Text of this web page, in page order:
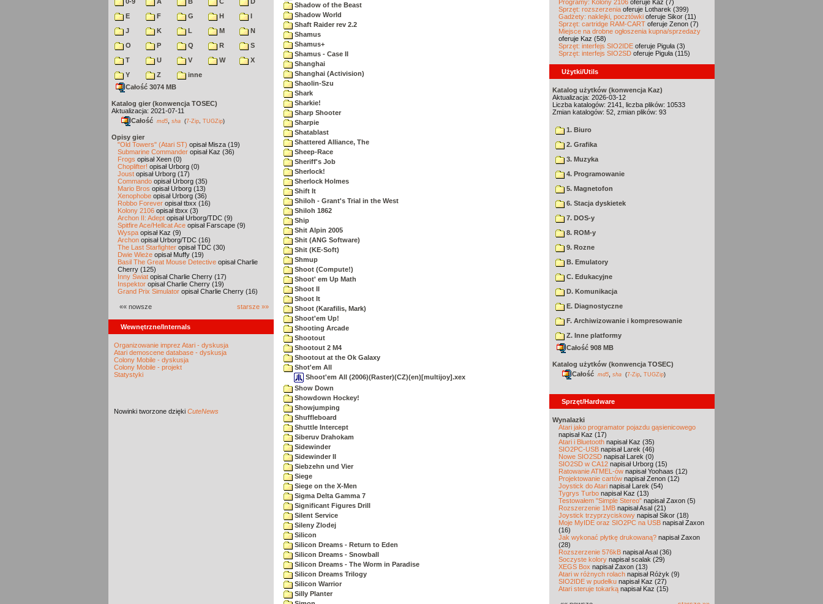
E
F G H
I
J
K L M
N
O
P Q R
S
T
U V W
X
Y
Z
inne
Całość 3074 MB
Katalog gier (konwencja TOSEC)
Aktualizacja: 2021-07-11
Całość md5 sha (7-Zip TUGZip)
Opisy gier
"Old Towers" (Atari ST) opisał Misza (19)
Submarine Commander opisał Kaz (36)
Frogs opisał Xeen (0)
Choplifter! opisał Urborg (0)
Joust opisał Urborg (17)
Commando opisał Urborg (35)
Mario Bros opisał Urborg (13)
Xenophobe opisał Urborg (36)
Robbo Forever opisał tbxx (16)
Kolony 2106 opisał tbxx (3)
Archon II: Adept opisał Urborg/TDC (9)
Spitfire Ace/Hellcat Ace opisał Farscape (9)
Wyspa opisał Kaz (9)
Archon opisał Urborg/TDC (16)
The Last Starfighter opisał TDC (30)
Dwie Wieże opisał Muffy (19)
Basil The Great Mouse Detective opisał Charlie
Cherry (125)
Inny Świat opisał Charlie Cherry (17)
Inspektor opisał Charlie Cherry (19)
Grand Prix Simulator opisał Charlie Cherry (16)
«« nowsze starsze »»
Wewnętrzne/Internals
Organizowanie imprez Atari - dyskusja
Atari demoscene database - dyskusja
Colony Mobile - dyskusja
Colony Mobile - projekt
Statystyki
Nowinki tworzone dzięki CuteNews
Shadow of the Beast
Shadow World
Shaft Raider rev 2.2
Shamus
Shamus+
Shamus - Case II
Shanghai
Shanghai (Activision)
Shaolin-Szu
Shark
Sharkie!
Sharp Shooter
Sharpie
Shatablast
Shattered Alliance, The
Sheep-Race
Sheriff's Job
Sherlock!
Sherlock Holmes
Shift It
Shiloh - Grant's Trial in the West
Shiloh 1862
Ship
Shit Alpin 2005
Shit (ANG Software)
Shit (KE-Soft)
Shmup
Shoot (Compute!)
Shoot' em Up Math
Shoot II
Shoot It
Shoot (Karafilis, Mark)
Shoot'em Up!
Shooting Arcade
Shootout
Shootout 2 M4
Shootout at the Ok Galaxy
Shot'em All
Shoot'em All (2006)(Raster)(CZ)(en)[multijoy].xex
Show Down
Showdown Hockey!
Showjumping
Shuffleboard
Shuttle Intercept
Siberuv Drahokam
Sidewinder
Sidewinder II
Siebzehn und Vier
Siege
Siege on the X-Men
Sigma Delta Gamma 7
Significant Figures Drill
Silent Service
Sileny Zlodej
Silicon
Silicon Dreams - Return to Eden
Silicon Dreams - Snowball
Silicon Dreams - The Worm in Paradise
Silicon Dreams Trilogy
Silicon Warrior
Silly Planter
Programy: Kolony 2106 oferuje Kaz (7)
Sprzęt: rozszerzenia oferuje Lotharek (399)
Gadżety: naklejki, pocztówki oferuje Sikor (11)
Sprzęt: cartridge RAM-CART oferuje Zenon (7)
Miejsce na drobne ogłoszenia kupna/sprzedaży
oferuje Kaz (58)
Sprzęt: interfejs SIO2IDE oferuje Piguła (3)
Sprzęt: interfejs SIO2SD oferuje Piguła (115)
Użytki/Utils
Katalog użytków (konwencja Kaz)
Aktualizacja: 2026-03-12
Liczba katalogów: 2141, liczba plików: 10533
Zmian katalogów: 52, zmian plików: 93
1. Biuro
2. Grafika
3. Muzyka
4. Programowanie
5. Magnetofon
6. Stacja dyskietek
7. DOS-y
8. ROM-y
9. Rozne
B. Emulatory
C. Edukacyjne
D. Komunikacja
E. Diagnostyczne
F. Archiwizowanie i kompresowanie
Z. Inne platformy
Całość 908 MB
Katalog użytków (konwencja TOSEC)
Całość md5 sha (7-Zip TUGZip)
Sprzęt/Hardware
Wynalazki
Atari jako programator pojazdu gąsienicowego
napisał Kaz (17)
Atari i Bluetooth napisał Kaz (35)
SIO2PC-USB napisał Larek (46)
Nowe SIO2SD napisał Larek (0)
SIO2SD w CA12 napisał Urborg (15)
Ratowanie ATMEL-ów napisał Yoohaas (12)
Projektowanie cartów napisał Zenon (12)
Joystick do Atari napisał Larek (54)
Tygrys Turbo napisał Kaz (13)
Testowałem "Simple Stereo" napisał Zaxon (5)
Rozszerzenie 1MB napisał Asal (21)
Joystick trzyprzyciskowy napisał Sikor (18)
Moje MyIDE oraz SIO2PC na USB napisał Zaxon
(16)
Jak wykonać płytkę drukowaną? napisał Zaxon
(28)
Rozszerzenie 576kB napisał Asal (36)
Soczyste kolory napisał scalak (29)
XEGS Box napisał Zaxon (13)
Atari w różnych rolach napisał Różyk (9)
SIO2IDE w pudełku napisał Kaz (27)
Atari steruje tokarką napisał Kaz (15)